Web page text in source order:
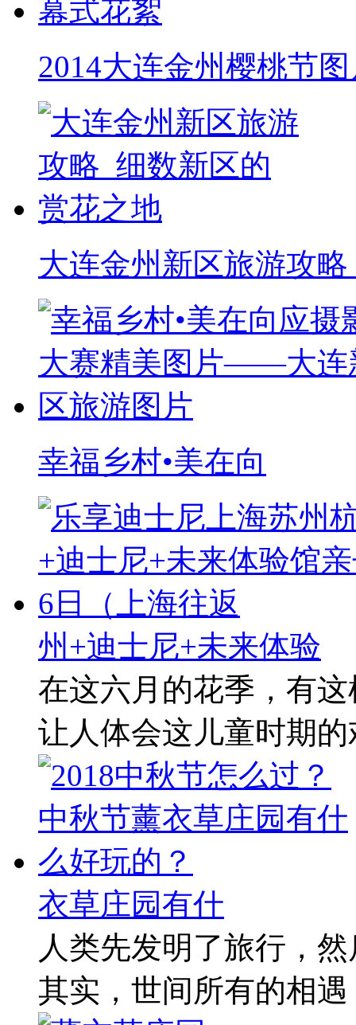
2014大连金州樱桃节
大连金州新区旅游攻略
幸福乡村•美在向
州+迪士尼+未来体验
在这六月的花季，有
让人体会这儿童时期
衣草庄园有什
人类先发明了旅行，
其实，世间所有的相遇